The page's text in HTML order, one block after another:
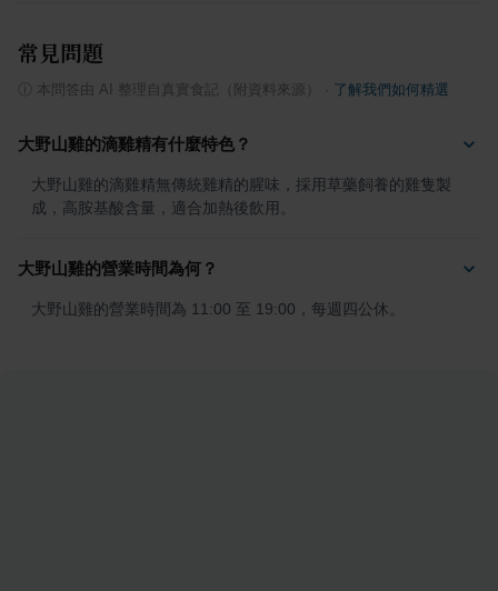
常見問題
本問答由 AI 整理自真實食記（附資料來源） 了解我們如何精選
大野山雞的滴雞精有什麼特色？
大野山雞的滴雞精無傳統雞精的腥味，採用草藥飼養的雞隻製
成，高胺基酸含量，適合加熱後飲用。
大野山雞的營業時間為何？
大野山雞的營業時間為 11:00 至 19:00，每週四公休。